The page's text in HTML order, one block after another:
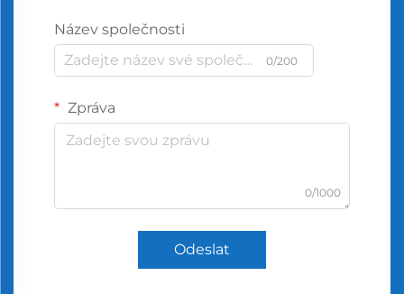
Název společnosti
0/200
Zpráva
0/1000
Odeslat